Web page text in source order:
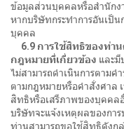
ข้อมูลส่วนบุคคลหรือสำนักง
หากบริษัทกระทำการอันเป็
บุคคล
6.9 การใช้สิทธิของท่า
กฎหมายที่เกี่ยวข้อง และ
ไม่สามารถดำเนินการตาม
ตามกฎหมายหรือคำสั่งศาล
สิทธิหรือเสรีภาพของบุคคล
บริษัทจะแจ้งเหตุผลของกา
ท่านสามารถขอใช้สิทธิดังก